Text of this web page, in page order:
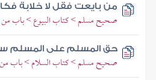
من بايعت فقل لا خلابة
صحيح مسلم > كتاب البيوع > باب من
حق المسلم على المسلم
صحيح مسلم > كتاب السلام > باب من